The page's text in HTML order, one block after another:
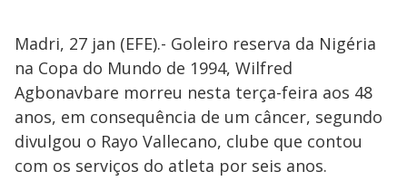
Madri, 27 jan (EFE).- Goleiro reserva da Nigéria
na Copa do Mundo de 1994, Wilfred
Agbonavbare morreu nesta terça-feira aos 48
anos, em consequência de um câncer, segundo
divulgou o Rayo Vallecano, clube que contou
com os serviços do atleta por seis anos.